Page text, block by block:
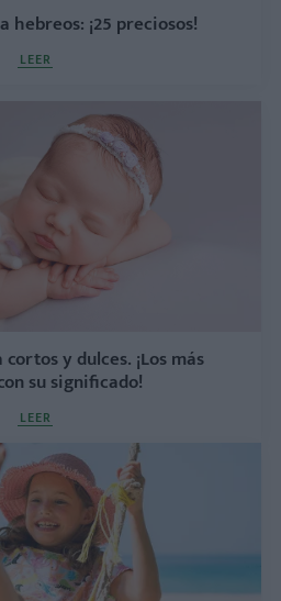
hebreos: ¡25 preciosos!
LEER
y dulces. ¡Los más
su significado!
LEER